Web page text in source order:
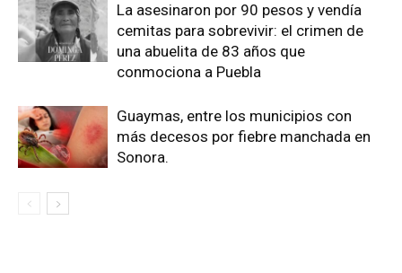
La asesinaron por 90 pesos y vendía
cemitas para sobrevivir: el crimen de
una abuelita de 83 años que
conmociona a Puebla
Guaymas, entre los municipios con
más decesos por fiebre manchada en
Sonora.